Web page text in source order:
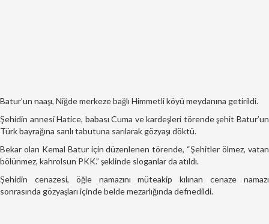
Batur’un naaşı, Niğde merkeze bağlı Himmetli köyü meydanına getirildi.
Şehidin annesi Hatice, babası Cuma ve kardeşleri törende şehit Batur’un
Türk bayrağına sarılı tabutuna sarılarak gözyaşı döktü.
Bekar olan Kemal Batur için düzenlenen törende, “Şehitler ölmez, vatan
bölünmez, kahrolsun PKK.” şeklinde sloganlar da atıldı.
Şehidin cenazesi, öğle namazını müteakip kılınan cenaze namazı
sonrasında gözyaşları içinde belde mezarlığında defnedildi.